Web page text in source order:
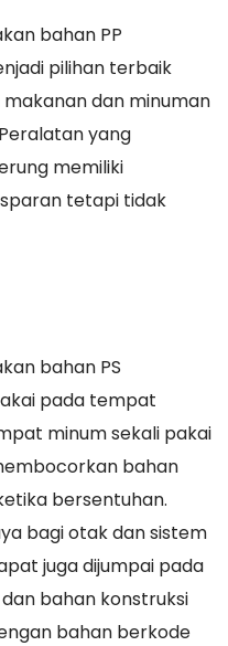
bahan PP
pilihan terbaik
dan minuman
yang
memiliki
tetapi tidak
bahan PS
pada tempat
minum sekali pakai
bahan
bersentuhan.
bagi otak dan sistem
juga dijumpai pada
bahan konstruksi
bahan berkode